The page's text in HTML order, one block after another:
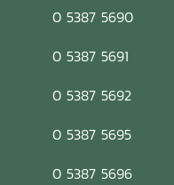
0 5387 5690
0 5387 5691
0 5387 5692
0 5387 5695
0 5387 5696